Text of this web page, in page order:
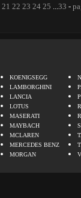
21 22 23 24 25 ...33 -
KOENIGSEGG
LAMBORGHINI
LANCIA
LOTUS
MASERATI
MAYBACH
MCLAREN
MERCEDES BENZ
MORGAN